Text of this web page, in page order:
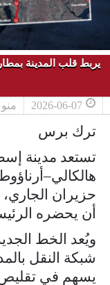
يربط قلب المدينة
2026-06-07
ترك برس
تستعد مدينة
حزيران
أن يحضره
ويُعد الخط
شبكة النقل
يسهم في تقليص